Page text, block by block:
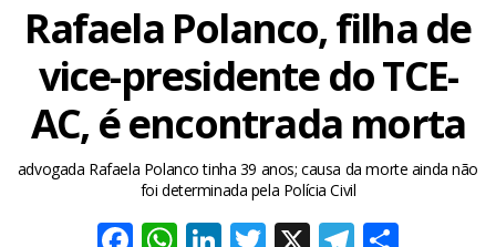
Rafaela Polanco, filha de
vice-presidente do TCE-
AC, é encontrada morta
advogada Rafaela Polanco tinha 39 anos; causa da morte ainda não
foi determinada pela Polícia Civil